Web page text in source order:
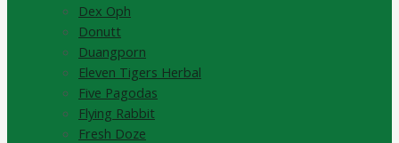
Dex Oph
Donutt
Duangporn
Eleven Tigers Herbal
Five Pagodas
Flying Rabbit
Fresh Doze